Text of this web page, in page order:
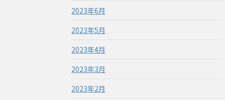
2023年6月
2023年5月
2023年4月
2023年3月
2023年2月